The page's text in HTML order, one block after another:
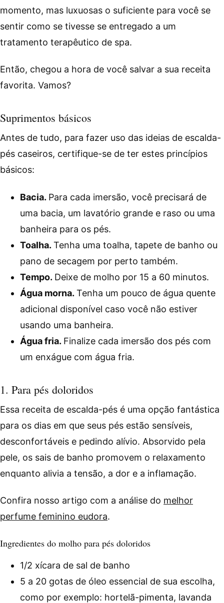
momento, mas luxuosas o suficiente para você se
sentir como se tivesse se entregado a um
tratamento terapêutico de spa.
Então, chegou a hora de você salvar a sua receita
favorita. Vamos?
Suprimentos básicos
Antes de tudo, para fazer uso das ideias de escalda-
pés caseiros, certifique-se de ter estes princípios
básicos:
Bacia. Para cada imersão, você precisará de
uma bacia, um lavatório grande e raso ou uma
banheira para os pés.
Toalha. Tenha uma toalha, tapete de banho ou
pano de secagem por perto também.
Tempo. Deixe de molho por 15 a 60 minutos.
Água morna. Tenha um pouco de água quente
adicional disponível caso você não estiver
usando uma banheira.
Água fria. Finalize cada imersão dos pés com
um enxágue com água fria.
1. Para pés doloridos
Essa receita de escalda-pés é uma opção fantástica
para os dias em que seus pés estão sensíveis,
desconfortáveis ​​e pedindo alívio. Absorvido pela
pele, os sais de banho promovem o relaxamento
enquanto alivia a tensão, a dor e a inflamação.
Confira nosso artigo com a análise do melhor
perfume feminino eudora.
Ingredientes do molho para pés doloridos
1/2 xícara de sal de banho
5 a 20 gotas de óleo essencial de sua escolha,
como por exemplo: hortelã-pimenta, lavanda